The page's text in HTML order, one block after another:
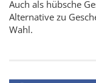
Auch als hübsche
Alternative zu
Wahl.